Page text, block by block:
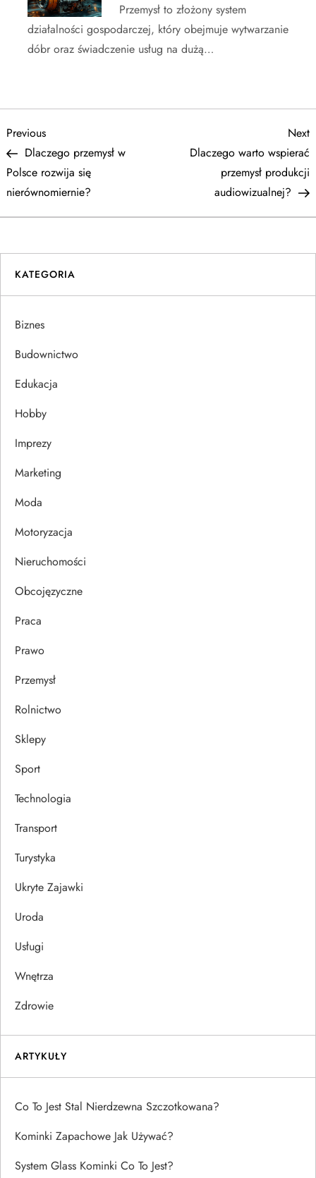
Przemysł to złożony system
działalności gospodarczej, który obejmuje wytwarzanie
dóbr oraz świadczenie usług na dużą…
N
a
w
g
a
c
a
w
p
s
u
Previous
Post
Previous
Dlaczego przemysł w
Polsce rozwija się
nierównomiernie?
Next
Dlaczego warto wspierać
przemysł produkcji
audiowizualnej?
KATEGORIA
Biznes
Budownictwo
Edukacja
Hobby
Imprezy
Marketing
Moda
Motoryzacja
Nieruchomości
Obcojęzyczne
Praca
Prawo
Przemysł
Rolnictwo
Sklepy
Sport
Technologia
Transport
Turystyka
Ukryte Zajawki
Uroda
Usługi
Wnętrza
Zdrowie
ARTYKUŁY
Co To Jest Stal Nierdzewna Szczotkowana?
Kominki Zapachowe Jak Używać?
System Glass Kominki Co To Jest?